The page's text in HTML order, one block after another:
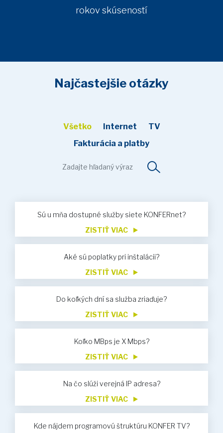
rokov skúseností
Najčastejšie otázky
Všetko Internet
TV
Fakturácia a platby
Sú u mňa dostupné služby siete KONFERnet?
ZISTIŤ VIAC
Aké sú poplatky pri inštalácii?
ZISTIŤ VIAC
Do koľkých dní sa služba zriaďuje?
ZISTIŤ VIAC
Koľko MBps je X Mbps?
ZISTIŤ VIAC
Na čo slúži verejná IP adresa?
ZISTIŤ VIAC
Kde nájdem programovú štruktúru KONFER TV?